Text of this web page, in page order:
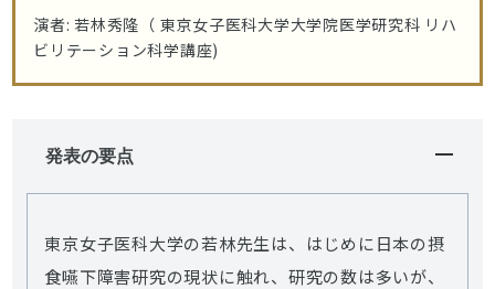
演者: 若林秀隆（ 東京女子医科大学大学院医学研究科 リハ
ビリテーション科学講座)
発表の要点
東京女子医科大学の若林先生は、はじめに日本の摂
食嚥下障害研究の現状に触れ、研究の数は多いが、